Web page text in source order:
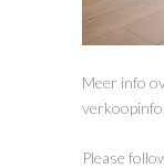
Meer info
Please